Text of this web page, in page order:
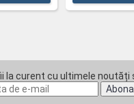
la curent cu ultimele noutăți